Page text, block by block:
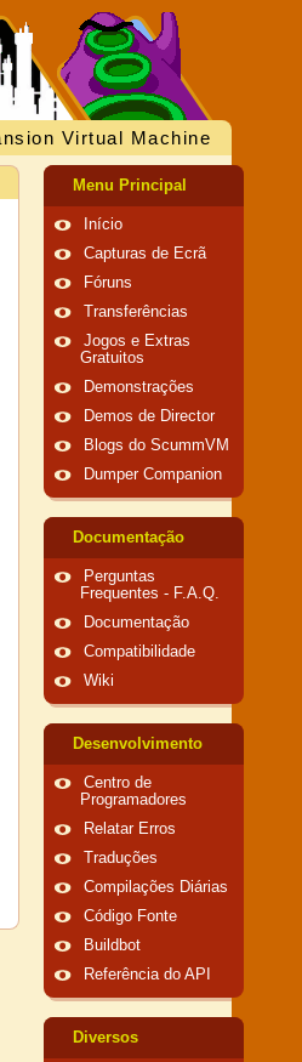
Virtual Machine
Menu Principal
Início
Capturas de Ecrã
Fóruns
Transferências
Jogos e Extras
Gratuitos
Demonstrações
Demos de Director
Blogs do ScummVM
Dumper Companion
Documentação
Perguntas
Frequentes - F.A.Q.
Documentação
Compatibilidade
Wiki
Desenvolvimento
Centro de
Programadores
Relatar Erros
Traduções
Compilações Diárias
Código Fonte
Buildbot
Referência do API
Diversos